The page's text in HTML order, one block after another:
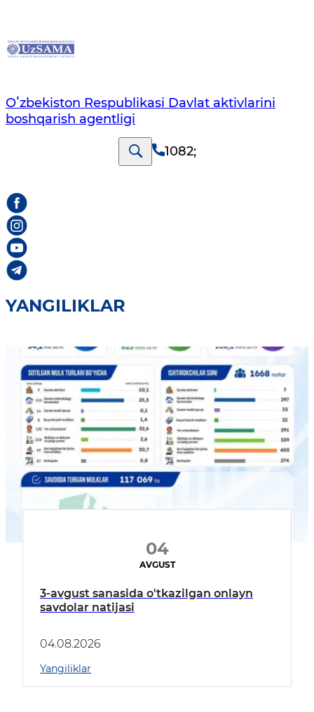
Oʻzbekiston Respublikasi Davlat aktivlarini
boshqarish agentligi
1082;
YANGILIKLAR
04
AVGUST
3-avgust sanasida o'tkazilgan onlayn
savdolar natijasi
04.08.2026
Yangiliklar